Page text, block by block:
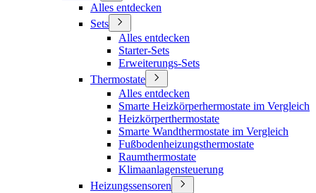
Alles entdecken
Sets
Alles entdecken
Starter-Sets
Erweiterungs-Sets
Thermostate
Alles entdecken
Smarte Heizkörperhermostate im Vergleich
Heizkörperthermostate
Smarte Wandthermostate im Vergleich
Fußbodenheizungsthermostate
Raumthermostate
Klimaanlagensteuerung
Heizungssensoren